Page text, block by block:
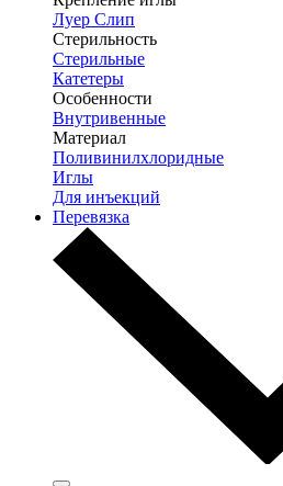
Луер Слип
Стерильность
Стерильные
Катетеры
Особенности
Внутривенные
Материал
Поливинилхлоридные
Иглы
Для инъекций
Перевязка